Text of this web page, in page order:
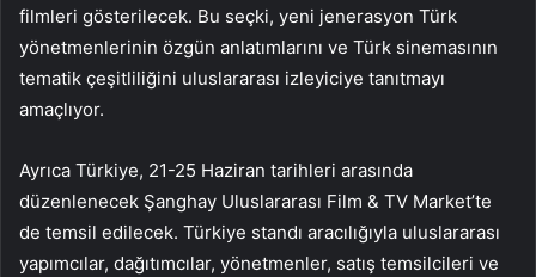
filmleri gösterilecek. Bu seçki, yeni jenerasyon Türk
yönetmenlerinin özgün anlatımlarını ve Türk sinemasının
tematik çeşitliliğini uluslararası izleyiciye tanıtmayı
amaçlıyor.
Ayrıca Türkiye, 21-25 Haziran tarihleri arasında
düzenlenecek Şanghay Uluslararası Film & TV Market’te
de temsil edilecek. Türkiye standı aracılığıyla uluslararası
yapımcılar, dağıtımcılar, yönetmenler, satış temsilcileri ve